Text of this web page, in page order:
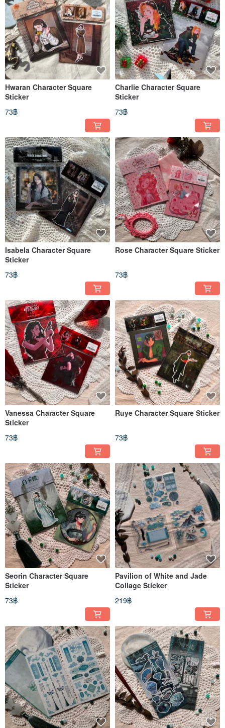
Hwaran Character Square
Sticker
73฿
Charlie Character Square
Sticker
73฿
Isabela Character Square
Sticker
73฿
Rose Character Square Sticker
73฿
Vanessa Character Square
Sticker
73฿
Ruye Character Square Sticker
73฿
Seorin Character Square
Sticker
73฿
Pavilion of White and Jade
Collage Sticker
219฿